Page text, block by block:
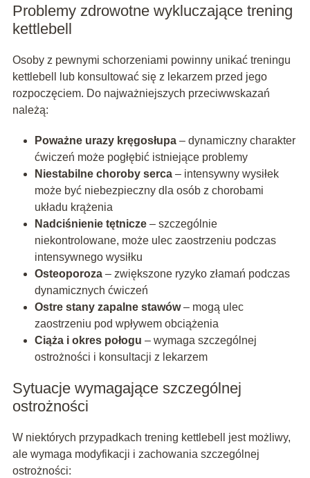
Problemy zdrowotne wykluczające trening
kettlebell
Osoby z pewnymi schorzeniami powinny unikać treningu
kettlebell lub konsultować się z lekarzem przed jego
rozpoczęciem. Do najważniejszych przeciwwskazań
należą:
Poważne urazy kręgosłupa– dynamiczny charakter
ćwiczeń może pogłębić istniejące problemy
Niestabilne choroby serca– intensywny wysiłek
może być niebezpieczny dla osób z chorobami
układu krążenia
Nadciśnienie tętnicze– szczególnie
niekontrolowane, może ulec zaostrzeniu podczas
intensywnego wysiłku
Osteoporoza– zwiększone ryzyko złamań podczas
dynamicznych ćwiczeń
Ostre stany zapalne stawów– mogą ulec
zaostrzeniu pod wpływem obciążenia
Ciąża i okres połogu – wymaga szczególnej
ostrożności i konsultacji z lekarzem
Sytuacje wymagające szczególnej
ostrożności
W niektórych przypadkach trening kettlebell jest możliwy,
ale wymaga modyfikacji i zachowania szczególnej
ostrożności: